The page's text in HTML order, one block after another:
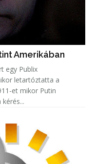
Amerikában
egy Publix
letartóztatta a
et mikor Putin